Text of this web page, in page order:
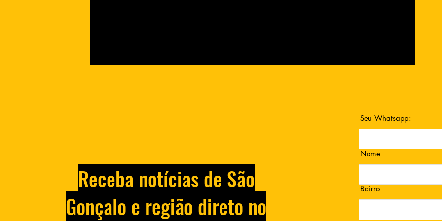
ex-mulher e filha de um ano
reféns no Rio
Receba notícias de São
Gonçalo e região direto no
Seu Whatsapp:
Nome
Bairro